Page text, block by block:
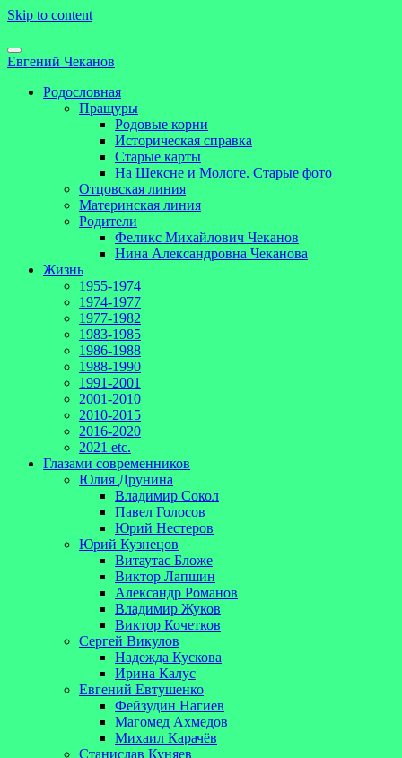
Skip to content
Евгений Чеканов
Родословная
Пращуры
Родовые корни
Историческая справка
Старые карты
На Шексне и Мологе. Старые фото
Отцовская линия
Материнская линия
Родители
Феликс Михайлович Чеканов
Нина Александровна Чеканова
Жизнь
1955-1974
1974-1977
1977-1982
1983-1985
1986-1988
1988-1990
1991-2001
2001-2010
2010-2015
2016-2020
2021 etc.
Глазами современников
Юлия Друнина
Владимир Сокол
Павел Голосов
Юрий Нестеров
Юрий Кузнецов
Витаутас Бложе
Виктор Лапшин
Александр Романов
Владимир Жуков
Виктор Кочетков
Сергей Викулов
Надежда Кускова
Ирина Калус
Евгений Евтушенко
Фейзудин Нагиев
Магомед Ахмедов
Михаил Карачёв
Станислав Куняев